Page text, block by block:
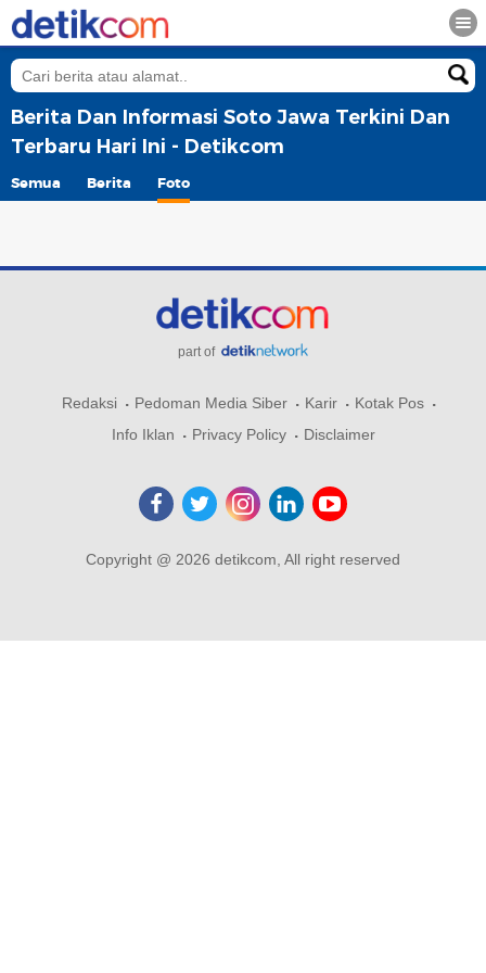
Berita Dan Informasi Soto Jawa Terkini Dan
Terbaru Hari Ini - Detikcom
Semua Berita Foto
part of
Redaksi Pedoman Media Siber Karir
Kotak Pos
Info Iklan
Privacy Policy Disclaimer
Copyright @ 2026 detikcom, All right reserved